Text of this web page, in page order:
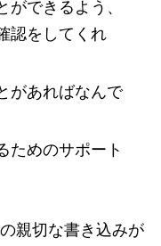
ができるよう、
認をしてくれ
があればなんで
ためのサポート
親切な書き込みが